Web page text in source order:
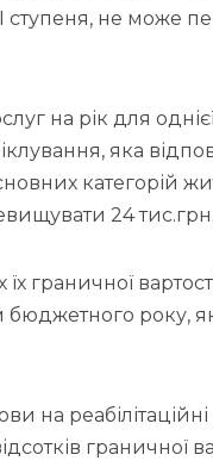
ступеня, не може
на рік для
яка
категорій
24 тис.грн.,
граничної
бюджетного року,
на
граничної